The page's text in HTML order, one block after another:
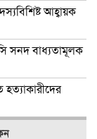
আহ্বায়ক
সনদ বাধ্যতামূলক